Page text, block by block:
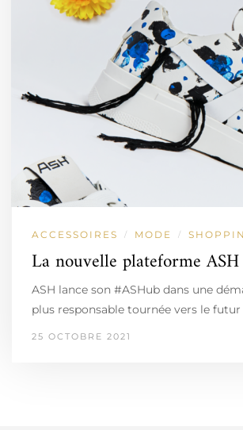
ACCESSOIRES / MODE /
La nouvelle plateforme
ASH lance son #ASHub dans une
plus responsable tournée vers le
25 OCTOBRE 2021